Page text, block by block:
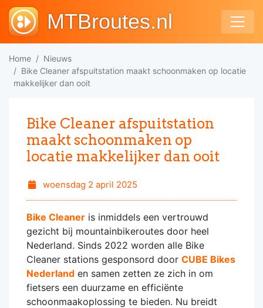
MTBroutes.nl
Home
Nieuws
Bike Cleaner afspuitstation maakt schoonmaken op locatie
makkelijker dan ooit
Bike Cleaner afspuitstation
maakt schoonmaken op
locatie makkelijker dan ooit
woensdag 2 april 2025
Bike Cleaner is inmiddels een vertrouwd
gezicht bij mountainbikeroutes door heel
Nederland. Sinds 2022 worden alle Bike
Cleaner stations gesponsord door CUBE Bikes
Nederland en samen zetten ze zich in om
fietsers een duurzame en efficiënte
schoonmaakoplossing te bieden. Nu breidt